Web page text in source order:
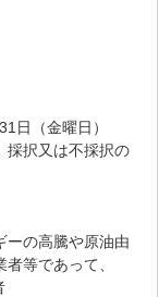
（金曜日）
択又は不採択の
の高騰や原油由
等であって、